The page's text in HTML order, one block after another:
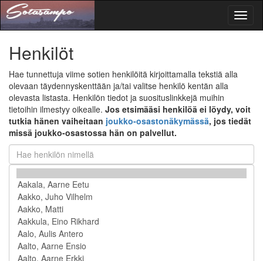
Henkilöt
Hae tunnettuja viime sotien henkilöitä kirjoittamalla tekstiä alla
olevaan täydennyskenttään ja/tai valitse henkilö kentän alla
olevasta listasta. Henkilön tiedot ja suosituslinkkejä muihin
tietoihin ilmestyy oikealle. Jos etsimääsi henkilöä ei löydy, voit
tutkia hänen vaiheitaan joukko-osastonäkymässä, jos tiedät
missä joukko-osastossa hän on palvellut.